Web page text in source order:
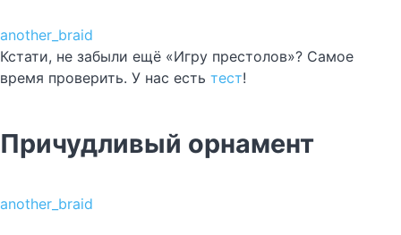
another_braid
Кстати, не забыли ещё «Игру престолов»? Самое
время проверить. У нас есть тест!
Причудливый орнамент
another_braid